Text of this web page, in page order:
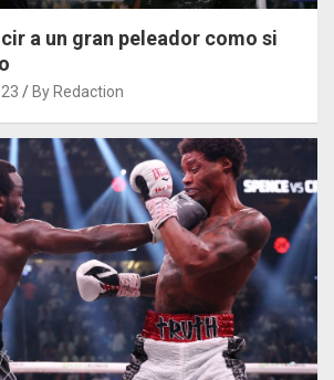
a un gran peleador como si
By Redaction